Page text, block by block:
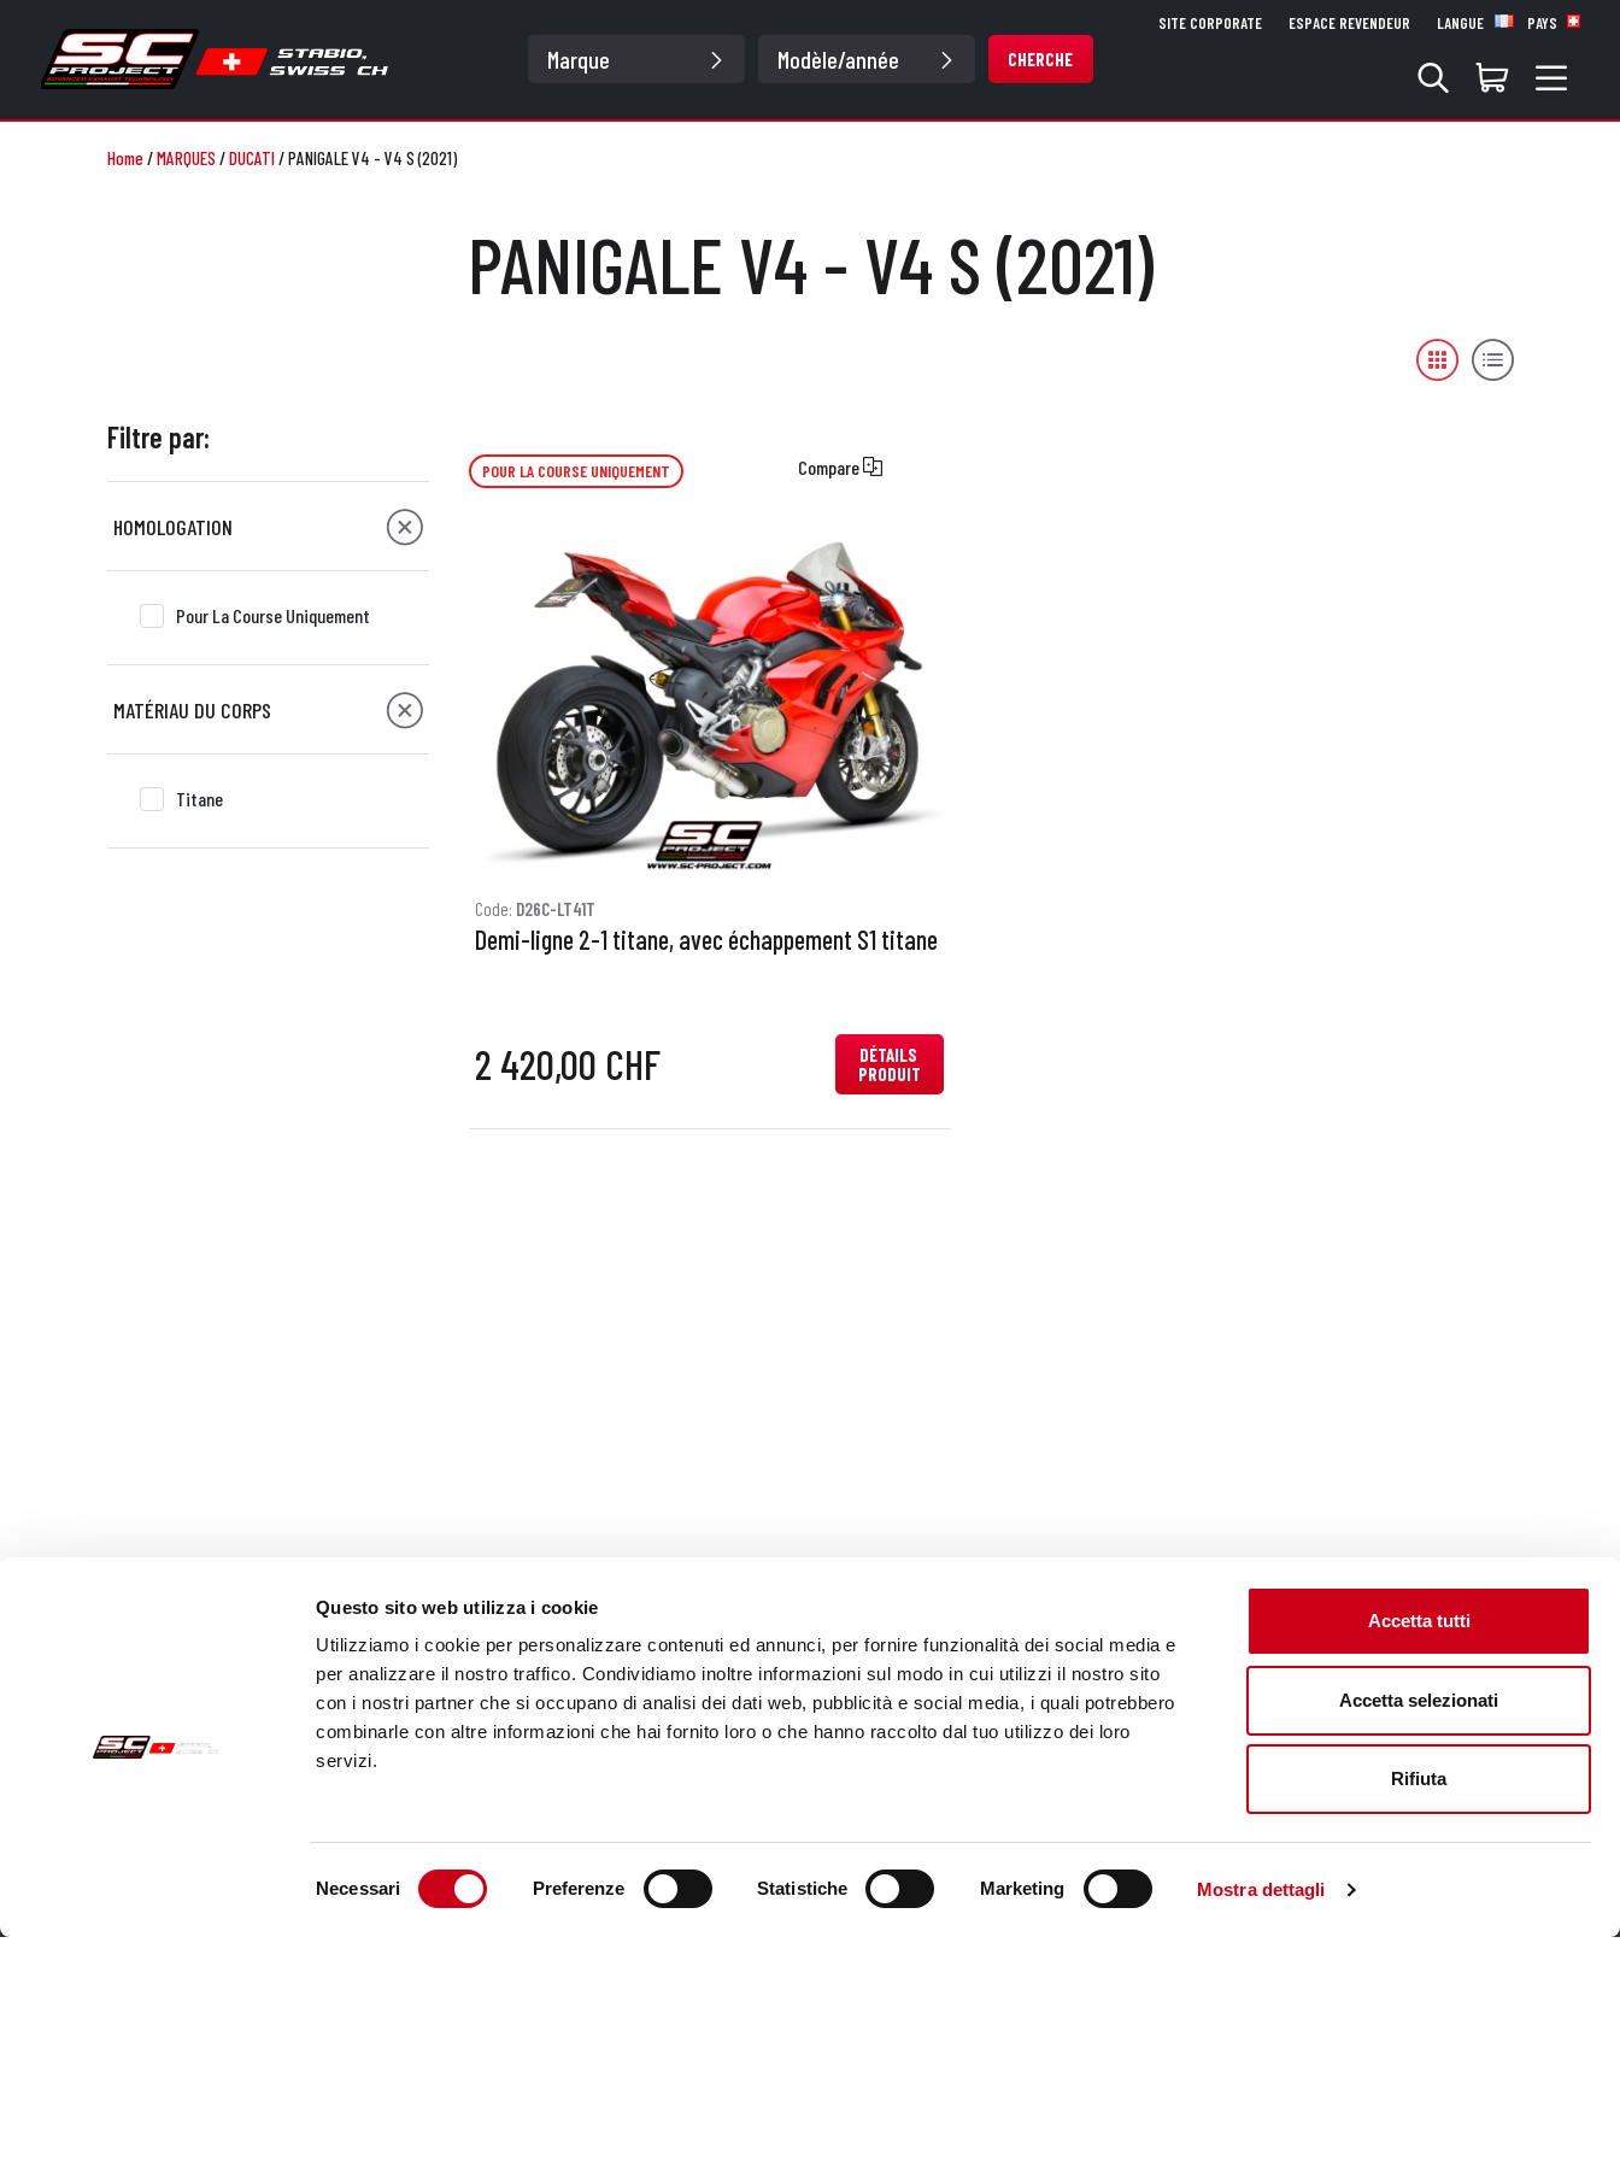
Questo sito web utilizza i cookie
Utilizziamo i cookie per personalizzare contenuti ed annunci, per fornire funzionalità dei social media e
per analizzare il nostro traffico. Condividiamo inoltre informazioni sul modo in cui utilizzi il nostro sito
con i nostri partner che si occupano di analisi dei dati web, pubblicità e social media, i quali potrebbero
combinarle con altre informazioni che hai fornito loro o che hanno raccolto dal tuo utilizzo dei loro
servizi.
Necessari Preferenze Statistiche Marketing Mostra dettagli
Accetta tutti
Accetta selezionati
Rifiuta
CHERCHE
SITE CORPORATE ESPACE REVENDEUR LANGUE PAYS
Home/MARQUES /DUCATI/PANIGALE V4 - V4 S (2021)
PANIGALE V4 - V4 S (2021)
Filtre par:
HOMOLOGATION
Pour La Course Uniquement
MATÉRIAU DU CORPS
Titane
POUR LA COURSE UNIQUEMENT Compare
Code: D26C-LT41T
Demi-ligne 2-1 titane, avec échappement S1 titane
2 420,00 CHF
DÉTAILS
PRODUIT
Service à la Clientèle Follow us